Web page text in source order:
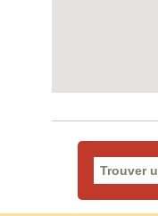
Rechercher